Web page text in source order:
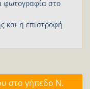
φωτογραφία στο
και η επιστροφή
στο γήπεδο Ν.